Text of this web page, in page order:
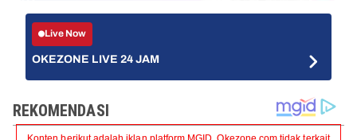
Live Now
OKEZONE LIVE 24 JAM